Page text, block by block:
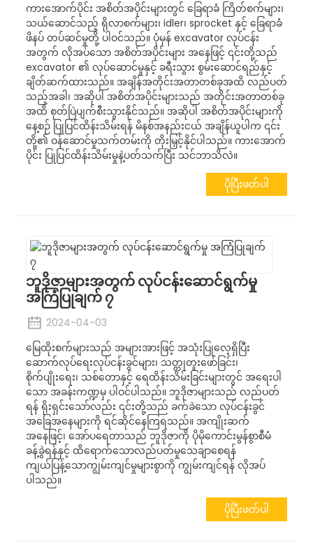
ကားအောက်ပိုင်း အစိတ်အပိုင်းများတွင် ခြေရာခံ ကြိတ်စက်များ၊
သယ်ဆောင်သည့် ရိုလာစက်များ၊ idler၊ sprocket နှင့် ခြေရာခံ
ဖိနပ် တပ်ဆင်မှုတို့ ပါဝင်သည်။ ပုံမှန် excavator လုပ်ငန်း
အတွက် လိုအပ်သော အစိတ်အပိုင်းများ အနေဖြင့် ၎င်းတို့သည်
excavator ၏ လုပ်ဆောင်မှုနှင့် ခရီးသွား စွမ်းဆောင်ရည်နှင့်
ချိတ်ဆက်ထားသည်။ အချိန်အတိုင်းအတာတစ်ခုအထိ လည်ပတ်
သည့်အခါ၊ အဆိုပါ အစိတ်အပိုင်းများသည် အတိုင်းအတာတစ်ခု
အထိ စုတ်ပြဲပျက်စီးသွားနိုင်သည်။ အဆိုပါ အစိတ်အပိုင်းများကို
နေ့စဉ် ပြုပြင်ထိန်းသိမ်းရန် မိနစ်အနည်းငယ် အချိန်ယူပါက ၎င်း
တို့၏ ဝန်ဆောင်မှုသက်တမ်းကို တိုးမြှင့်နိုင်ပါသည်။ ကားအောက်
ပိုင်း ပြုပြင်ထိန်းသိမ်းမှုနဲ့ပတ်သက်ပြီး သင်ဘာသိလဲ။
ပိုပြီးဖတ်ပါ
ဘူဒိုဇာများအတွက် လုပ်ငန်းဆောင်ရွက်မှု
အကြံပြုချက် ၇
2024-04-03
မြေထိုးစက်များသည် အများအားဖြင့် အသုံးပြုလေ့ရှိပြီး
ဆောက်လုပ်ရေးလုပ်ငန်းခွင်များ၊ သတ္တုတူးဖော်ခြင်း၊
စိုက်ပျိုးရေး၊ သစ်တောနှင့် ရေထိန်းသိမ်းခြင်းများတွင် အရေးပါ
သော အခန်းကဏ္ဍမှ ပါဝင်ပါသည်။ ဘူဒိုဇာများသည် လည်ပတ်
ရန် ရိုးရှင်းသော်လည်း ၎င်းတို့သည် ခက်ခဲသော လုပ်ငန်းခွင်
အခြေအနေများကို ရင်ဆိုင်နေကြရသည်။ အကျိုးဆက်
အနေဖြင့်၊ အော်ပရေတာသည် ဘူဒိုဇာကို ပိုမိုကောင်းမွန်စွာစီမံ
ခန့်ခွဲရန်နှင့် ထိရောက်သောလည်ပတ်မှုသေချာစေရန်
ကျယ်ပြန့်သောကျွမ်းကျင်မှုများစွာကို ကျွမ်းကျင်ရန် လိုအပ်
ပါသည်။
ပိုပြီးဖတ်ပါ